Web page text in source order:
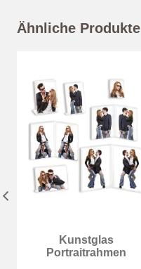
Ähnliche Produkte
Kunstglas
Portraitrahmen